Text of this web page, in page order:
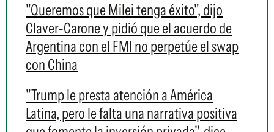
"Queremos que Milei tenga éxito", dijo
Claver-Carone y pidió que el acuerdo de
Argentina con el FMI no perpetúe el swap
con China
"Trump le presta atención a América
Latina, pero le falta una narrativa positiva